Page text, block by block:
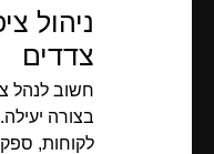
ניהול
צדדים
חשוב לנהל
בצורה
לקוחות,